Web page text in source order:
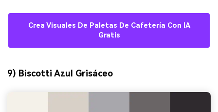
Crea Visuales De Paletas De Cafetería Con IA
Gratis
9) Biscotti Azul Grisáceo